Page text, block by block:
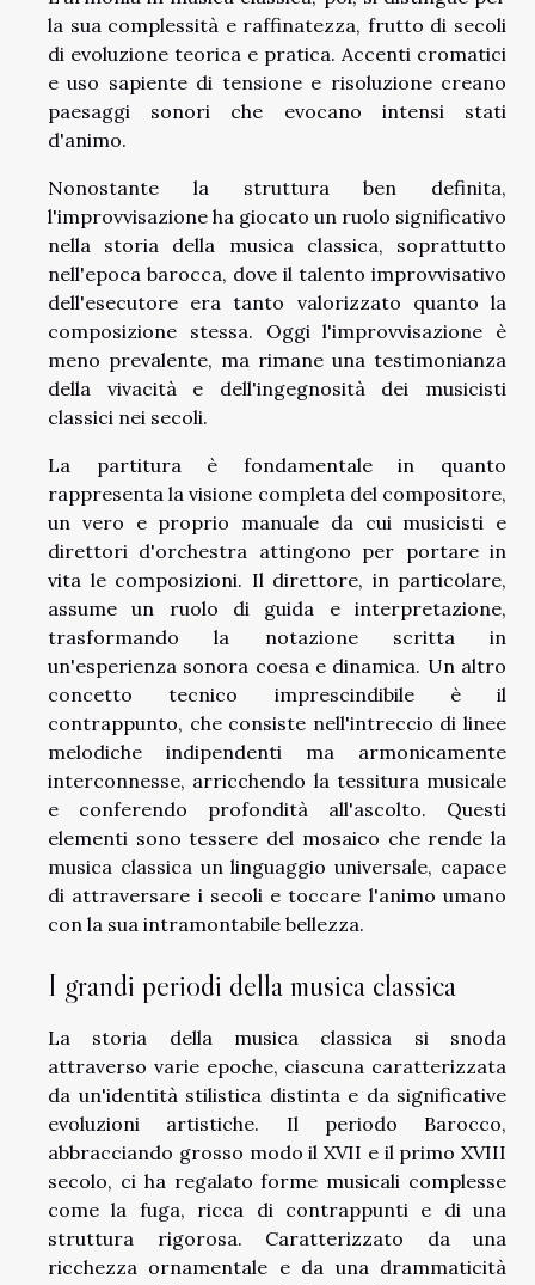
la sua complessità e raffinatezza, frutto di secoli
di evoluzione teorica e pratica. Accenti cromatici
e uso sapiente di tensione e risoluzione creano
paesaggi sonori che evocano intensi stati
d'animo.
Nonostante la struttura ben definita,
l'improvvisazione ha giocato un ruolo significativo
nella storia della musica classica, soprattutto
nell'epoca barocca, dove il talento improvvisativo
dell'esecutore era tanto valorizzato quanto la
composizione stessa. Oggi l'improvvisazione è
meno prevalente, ma rimane una testimonianza
della vivacità e dell'ingegnosità dei musicisti
classici nei secoli.
La partitura è fondamentale in quanto
rappresenta la visione completa del compositore,
un vero e proprio manuale da cui musicisti e
direttori d'orchestra attingono per portare in
vita le composizioni. Il direttore, in particolare,
assume un ruolo di guida e interpretazione,
trasformando la notazione scritta in
un'esperienza sonora coesa e dinamica. Un altro
concetto tecnico imprescindibile è il
contrappunto, che consiste nell'intreccio di linee
melodiche indipendenti ma armonicamente
interconnesse, arricchendo la tessitura musicale
e conferendo profondità all'ascolto. Questi
elementi sono tessere del mosaico che rende la
musica classica un linguaggio universale, capace
di attraversare i secoli e toccare l'animo umano
con la sua intramontabile bellezza.
I grandi periodi della musica classica
La storia della musica classica si snoda
attraverso varie epoche, ciascuna caratterizzata
da un'identità stilistica distinta e da significative
evoluzioni artistiche. Il periodo Barocco,
abbracciando grosso modo il XVII e il primo XVIII
secolo, ci ha regalato forme musicali complesse
come la fuga, ricca di contrappunti e di una
struttura rigorosa. Caratterizzato da una
ricchezza ornamentale e da una drammaticità